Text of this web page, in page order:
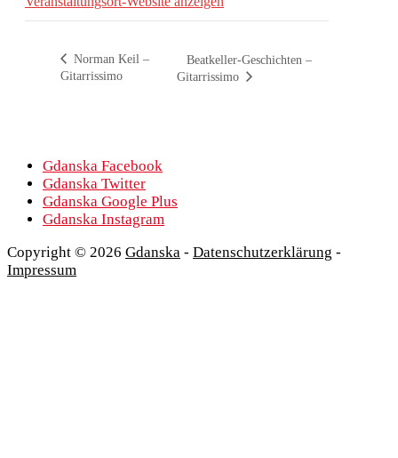
Norman Keil –
Gitarrissimo
Beatkeller-Geschichten –
Gitarrissimo
Gdanska Facebook
Gdanska Twitter
Gdanska Google Plus
Gdanska Instagram
Copyright © 2026 Gdanska - Datenschutzerklärung -
Impressum